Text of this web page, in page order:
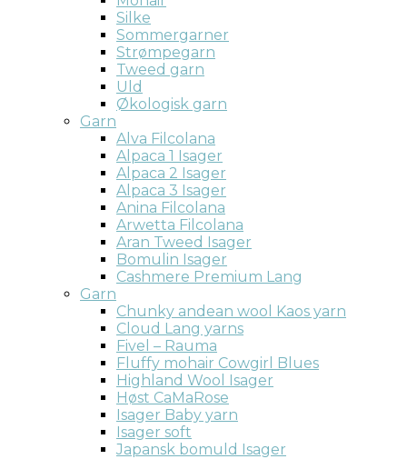
Silke
Sommergarner
Strømpegarn
Tweed garn
Uld
Økologisk garn
Garn
Alva Filcolana
Alpaca 1 Isager
Alpaca 2 Isager
Alpaca 3 Isager
Anina Filcolana
Arwetta Filcolana
Aran Tweed Isager
Bomulin Isager
Cashmere Premium Lang
Garn
Chunky andean wool Kaos yarn
Cloud Lang yarns
Fivel – Rauma
Fluffy mohair Cowgirl Blues
Highland Wool Isager
Høst CaMaRose
Isager Baby yarn
Isager soft
Japansk bomuld Isager